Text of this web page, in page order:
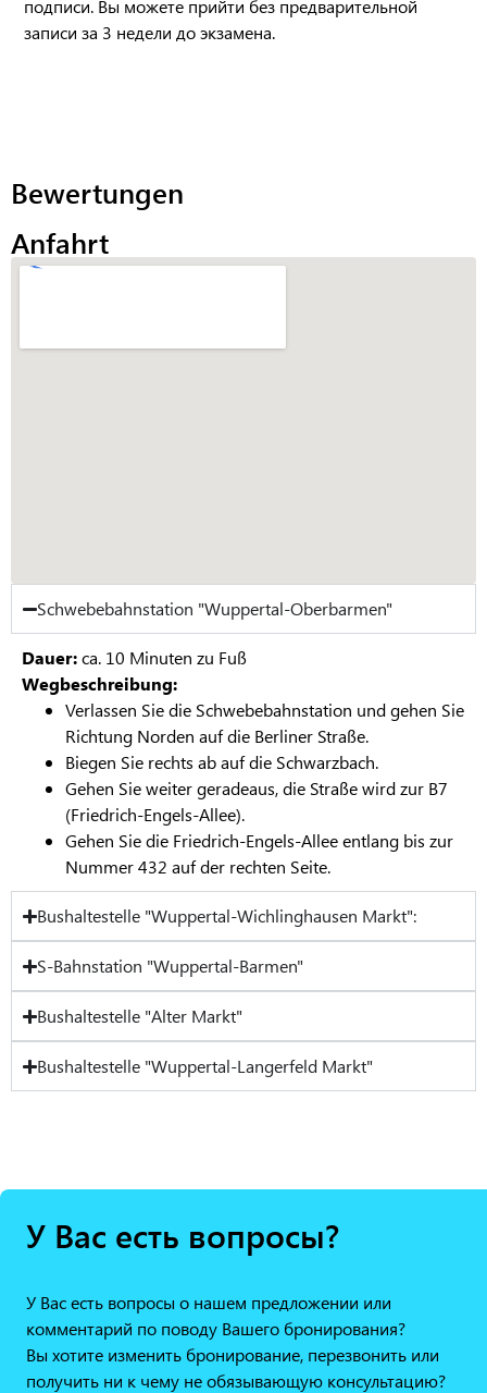
подписи. Вы можете прийти без предварительной
записи за 3 недели до экзамена.
Bewertungen
Anfahrt
Schwebebahnstation "Wuppertal-Oberbarmen"
Dauer:ca. 10 Minuten zu Fuß
Wegbeschreibung:
Verlassen Sie die Schwebebahnstation und gehen Sie
Richtung Norden auf die Berliner Straße.
Biegen Sie rechts ab auf die Schwarzbach.
Gehen Sie weiter geradeaus, die Straße wird zur B7
(Friedrich-Engels-Allee).
Gehen Sie die Friedrich-Engels-Allee entlang bis zur
Nummer 432 auf der rechten Seite.
Bushaltestelle "Wuppertal-Wichlinghausen Markt":
S-Bahnstation "Wuppertal-Barmen"
Bushaltestelle "Alter Markt"
Bushaltestelle "Wuppertal-Langerfeld Markt"
У Вас есть вопросы?
У Вас есть вопросы о нашем предложении или
комментарий по поводу Вашего бронирования?
Вы хотите изменить бронирование, перезвонить или
получить ни к чему не обязывающую консультацию?